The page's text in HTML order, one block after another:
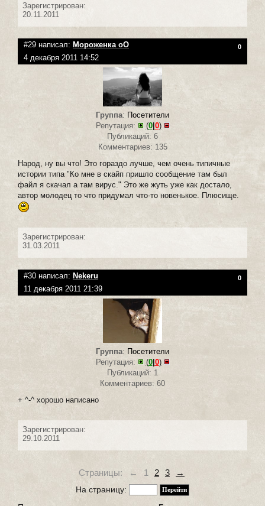
Зарегистрирован:
20.11.2011
#29 написал: Мороженка оО 0
4 декабря 2011 14:52
Группа: Посетители
Репутация:
(0| 0)
Публикаций: 6
Комментариев: 135
Народ, ну вы что! Это гораздо лучше, чем очень типичные
истории типа "Ко мне в скайп пришло сообщение там был
файл я скачал а там вирус." Это же жуть уже как достало,
автор молодец то что придумал что-то новенькое. Плюсище.
Зарегистрирован:
31.03.2011
#30 написал: Nekeru 0
11 декабря 2011 21:39
Группа: Посетители
Репутация:
(0| 0)
Публикаций: 1
Комментариев: 60
+ ^-^ хорошо написано
Зарегистрирован:
29.10.2011
Страницы: ← 1 2 3 →
На страницу: